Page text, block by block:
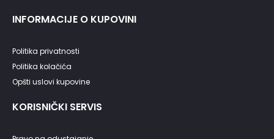
l
o
z
i
INFORMACIJE O KUPOVINI
Politika privatnosti
Politika kolačića
Opšti uslovi kupovine
KORISNIČKI SERVIS